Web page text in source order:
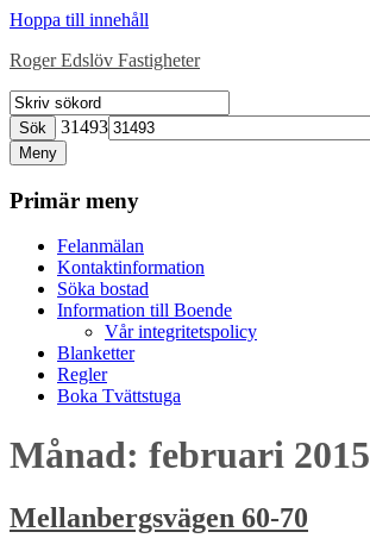
Hoppa till innehåll
Roger Edslöv Fastigheter
Sök 31493
Meny
Primär meny
Felanmälan
Kontaktinformation
Söka bostad
Information till Boende
Vår integritetspolicy
Blanketter
Regler
Boka Tvättstuga
Månad: februari 2015
Mellanbergsvägen 60-70